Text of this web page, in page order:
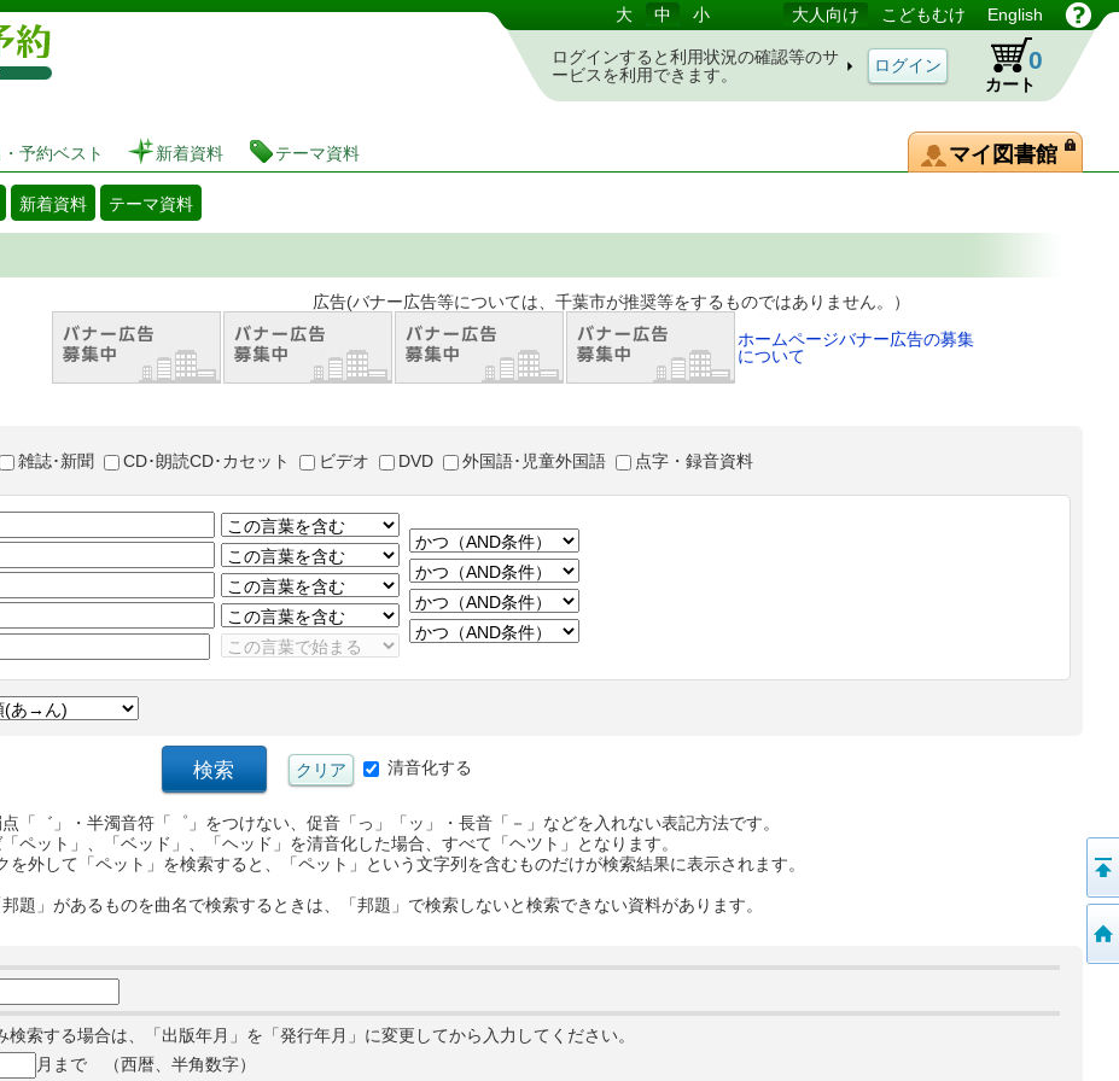
図書館 蔵書検索・予約システム 大 中 小 大人向け こどもむけ English
ログインすると利用状況の確認等のサ
ービスを利用できます。
カート
0
予約ベスト 新着資料 テーマ資料 マイ図書館
新着資料 テーマ資料
。 広告(バナー広告等については、千葉市が推奨等をするものではありません。）
ホームページバナー広告の募集
について
雑誌･新聞 CD･朗読CD･カセット ビデオ DVD 外国語･児童外国語 点字・録音資料
清音化する
「゛」・半濁音符「゜」をつけない、促音「っ」「ッ」・長音「－」などを入れない表記方法です。
ペット」、「ベッド」、「ヘッド」を清音化した場合、すべて「ヘツト」となります。
を外して「ペット」を検索すると、「ペット」という文字列を含むものだけが検索結果に表示されます。
題」があるものを曲名で検索するときは、「邦題」で検索しないと検索できない資料があります。
索する場合は、「出版年月」を「発行年月」に変更してから入力してください。
月まで （西暦、半角数字）